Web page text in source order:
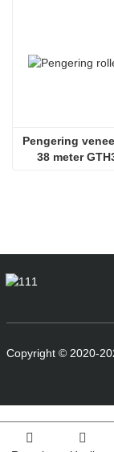
Pengering
38 meter
Copyright © 2020-